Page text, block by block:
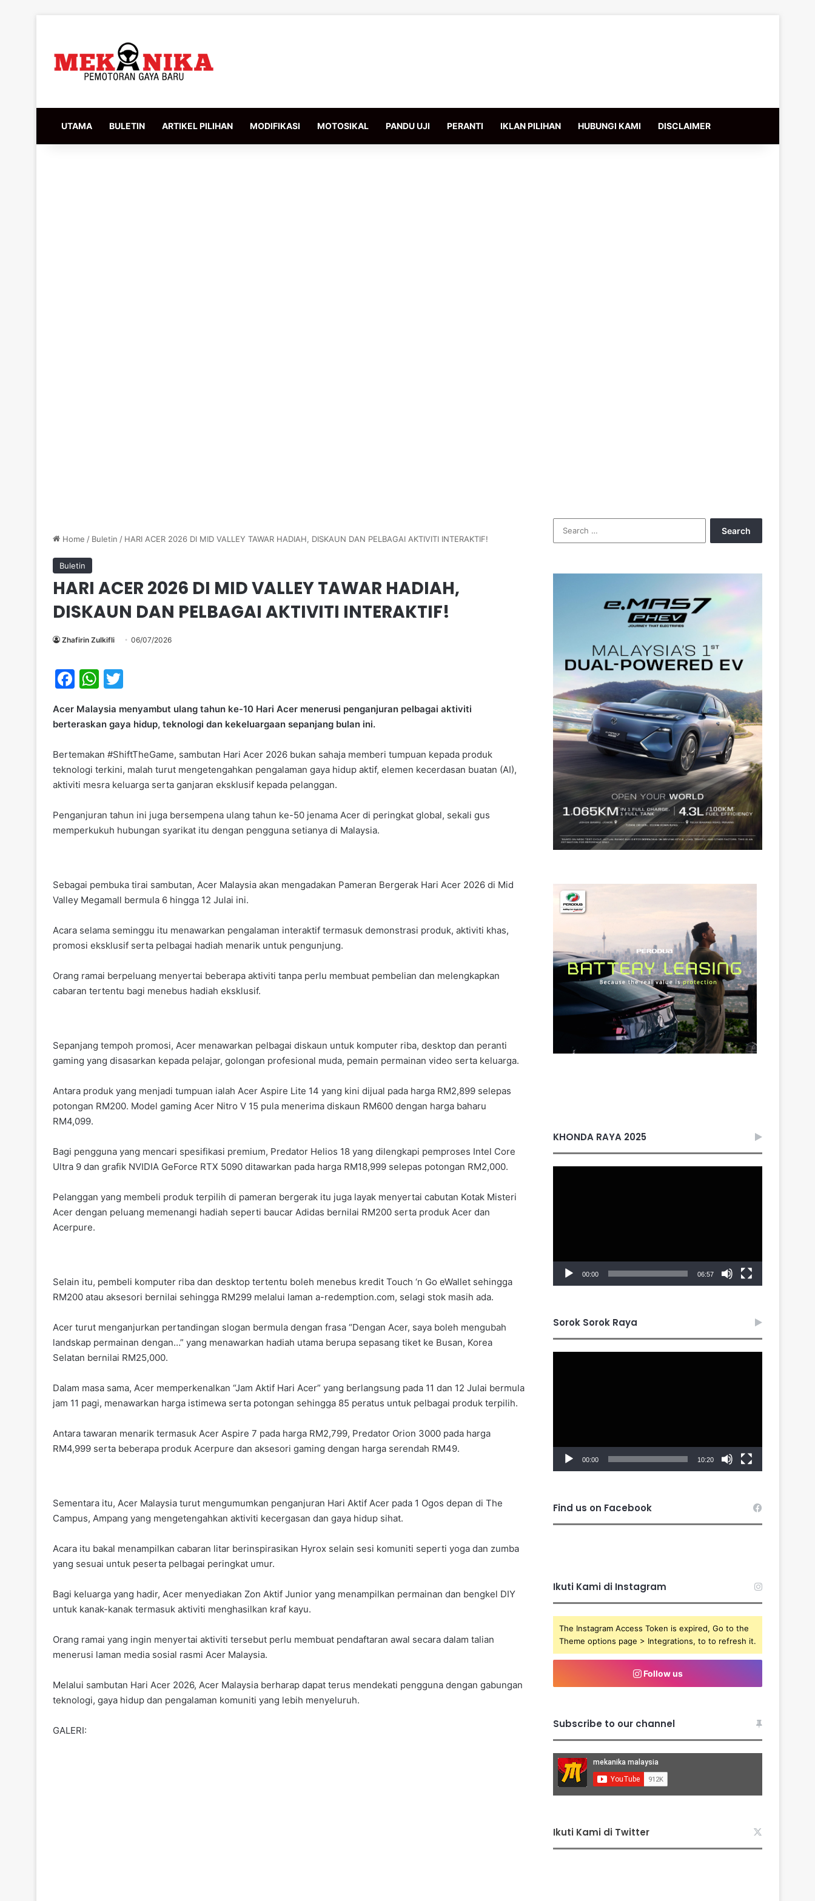
UTAMA BULETIN ARTIKEL PILIHAN MODIFIKASI MOTOSIKAL PANDU UJI PERANTI IKLAN PILIHAN HUBUNGI KAMI DISCLAIMER
Home / Buletin / HARI ACER 2026 DI MID VALLEY TAWAR HADIAH, DISKAUN DAN PELBAGAI AKTIVITI INTERAKTIF!
Buletin
HARI ACER 2026 DI MID VALLEY TAWAR HADIAH,
DISKAUN DAN PELBAGAI AKTIVITI INTERAKTIF!
Zhafirin Zulkifli 06/07/2026
F
c
b
o
o
k
W
at
A
p
p
itt
Acer Malaysia menyambut ulang tahun ke-10 Hari Acer menerusi penganjuran pelbagai aktiviti
berteraskan gaya hidup, teknologi dan kekeluargaan sepanjang bulan ini.
Bertemakan #ShiftTheGame, sambutan Hari Acer 2026 bukan sahaja memberi tumpuan kepada produk
teknologi terkini, malah turut mengetengahkan pengalaman gaya hidup aktif, elemen kecerdasan buatan (AI),
aktiviti mesra keluarga serta ganjaran eksklusif kepada pelanggan.
Penganjuran tahun ini juga bersempena ulang tahun ke-50 jenama Acer di peringkat global, sekali gus
memperkukuh hubungan syarikat itu dengan pengguna setianya di Malaysia.
Sebagai pembuka tirai sambutan, Acer Malaysia akan mengadakan Pameran Bergerak Hari Acer 2026 di Mid
Valley Megamall bermula 6 hingga 12 Julai ini.
Acara selama seminggu itu menawarkan pengalaman interaktif termasuk demonstrasi produk, aktiviti khas,
promosi eksklusif serta pelbagai hadiah menarik untuk pengunjung.
Orang ramai berpeluang menyertai beberapa aktiviti tanpa perlu membuat pembelian dan melengkapkan
cabaran tertentu bagi menebus hadiah eksklusif.
Sepanjang tempoh promosi, Acer menawarkan pelbagai diskaun untuk komputer riba, desktop dan peranti
gaming yang disasarkan kepada pelajar, golongan profesional muda, pemain permainan video serta keluarga.
Antara produk yang menjadi tumpuan ialah Acer Aspire Lite 14 yang kini dijual pada harga RM2,899 selepas
potongan RM200. Model gaming Acer Nitro V 15 pula menerima diskaun RM600 dengan harga baharu
RM4,099.
Bagi pengguna yang mencari spesifikasi premium, Predator Helios 18 yang dilengkapi pemproses Intel Core
Ultra 9 dan grafik NVIDIA GeForce RTX 5090 ditawarkan pada harga RM18,999 selepas potongan RM2,000.
Pelanggan yang membeli produk terpilih di pameran bergerak itu juga layak menyertai cabutan Kotak Misteri
Acer dengan peluang memenangi hadiah seperti baucar Adidas bernilai RM200 serta produk Acer dan
Acerpure.
Selain itu, pembeli komputer riba dan desktop tertentu boleh menebus kredit Touch ‘n Go eWallet sehingga
RM200 atau aksesori bernilai sehingga RM299 melalui laman a-redemption.com, selagi stok masih ada.
Acer turut menganjurkan pertandingan slogan bermula dengan frasa “Dengan Acer, saya boleh mengubah
landskap permainan dengan…” yang menawarkan hadiah utama berupa sepasang tiket ke Busan, Korea
Selatan bernilai RM25,000.
Dalam masa sama, Acer memperkenalkan “Jam Aktif Hari Acer” yang berlangsung pada 11 dan 12 Julai bermula
jam 11 pagi, menawarkan harga istimewa serta potongan sehingga 85 peratus untuk pelbagai produk terpilih.
Antara tawaran menarik termasuk Acer Aspire 7 pada harga RM2,799, Predator Orion 3000 pada harga
RM4,999 serta beberapa produk Acerpure dan aksesori gaming dengan harga serendah RM49.
Sementara itu, Acer Malaysia turut mengumumkan penganjuran Hari Aktif Acer pada 1 Ogos depan di The
Campus, Ampang yang mengetengahkan aktiviti kecergasan dan gaya hidup sihat.
Acara itu bakal menampilkan cabaran litar berinspirasikan Hyrox selain sesi komuniti seperti yoga dan zumba
yang sesuai untuk peserta pelbagai peringkat umur.
Bagi keluarga yang hadir, Acer menyediakan Zon Aktif Junior yang menampilkan permainan dan bengkel DIY
untuk kanak-kanak termasuk aktiviti menghasilkan kraf kayu.
Orang ramai yang ingin menyertai aktiviti tersebut perlu membuat pendaftaran awal secara dalam talian
menerusi laman media sosial rasmi Acer Malaysia.
Melalui sambutan Hari Acer 2026, Acer Malaysia berharap dapat terus mendekati pengguna dengan gabungan
teknologi, gaya hidup dan pengalaman komuniti yang lebih menyeluruh.
GALERI:
INDONESIA!
KHONDA RAYA 2025
00:00 06:57
Sorok Sorok Raya
00:00 10:20
Find us on Facebook
Ikuti Kami di Instagram
The Instagram Access Token is expired, Go to the
Theme options page > Integrations, to to refresh it.
Follow us
Subscribe to our channel
Ikuti Kami di Twitter